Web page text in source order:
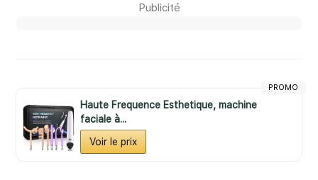
Publicité
PROMO
Haute Frequence Esthetique, machine
faciale à...
Voir le prix